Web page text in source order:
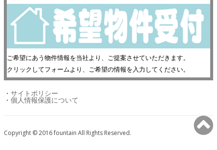
ご希望にあう物件情報を当社より、ご提案させていただきます。
クリックしてフォームより、ご希望の情報を入力してください。
・ サイトポリシー
・ 個人情報保護について
Copyright © 2016 fountain All Rights Reserved.